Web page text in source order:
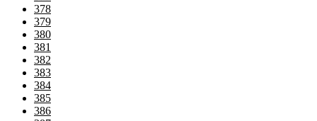
378
379
380
381
382
383
384
385
386